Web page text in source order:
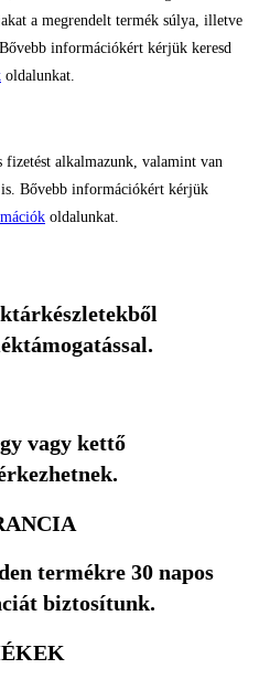
a megrendelt termék súlya, illetve
információkért kérjük keresd
oldalunkat.
fizetést alkalmazunk, valamint van
is. Bővebb információkért kérjük
oldalunkat.
vagy kettő
termékre 30 napos
biztosítunk.